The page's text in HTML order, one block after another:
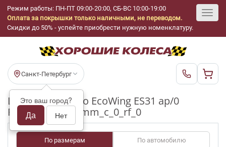
Режим работы: ПН-ПТ 09:00-20:00, СБ-ВС 10:00-19:00
Оплата за покрышки только наличными, не переводом.
Скидки до 50% - успейте приобрести нужную номенклатуру.
Санкт-Петербург
Это ваш город?
Да Нет
Шины бу Kumho EcoWing ES31 ap/0
R16_215_60_3-4mm_c_0_rf_0
По размерам По автомобилю